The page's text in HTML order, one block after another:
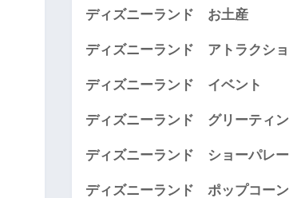
ディズニーランド お土産
ディズニーランド アトラクシ
ディズニーランド イベント
ディズニーランド グリーティ
ディズニーランド ショーパレ
ディズニーランド ポップコーン